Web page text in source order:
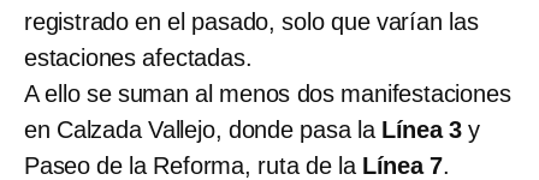
registrado en el pasado, solo que varían las
estaciones afectadas.
A ello se suman al menos dos manifestaciones
en Calzada Vallejo, donde pasa la Línea 3y
Paseo de la Reforma, ruta de laLínea 7.